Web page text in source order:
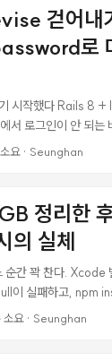
은 시작 키워
라우저 자동화로 직
만든 함정 JANDI
다. 열어보면
#!/room/
어떤 영향을 주는지
걷어
로
시작했다 Rails 8
서 로그인이 안 되는
로그를 보니 Warden
어가
를 flat하게 보내서
로 감싸버리는 구
가 변환한
"...",
user: { email: "...",
요· Seunghan
정리한
의 실체
순간 꽉 찬다. Xcode
이 실패하고, npm
스템 데이터"가 수백
소요· Seunghan